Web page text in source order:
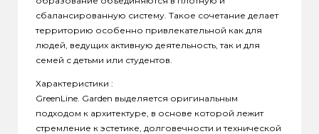
сбалансированную систему. Такое сочетание делает
территорию особенно привлекательной как для
людей, ведущих активную деятельность, так и для
семей с детьми или студентов.
Характеристики :
GreenLine. Garden выделяется оригинальным
подходом к архитектуре, в основе которой лежит
стремление к эстетике, долговечности и технической